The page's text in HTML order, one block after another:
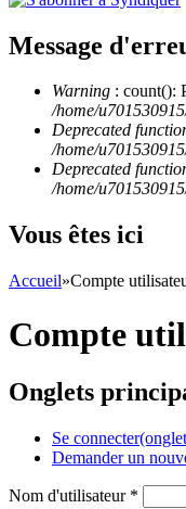
Message
Warning : count():
/home/
Deprecated
/home/
Deprecated
/home/
Vous êtes ici
Accueil»Compte
Compte
Onglets
Se connecter
Demander un
Nom d'utilisateur *